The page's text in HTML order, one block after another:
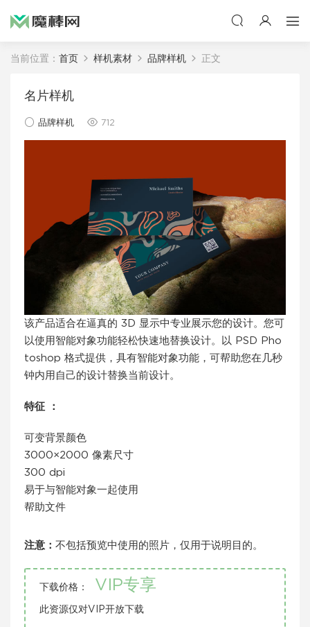
当前位置： 首页 样机素材 品牌样机 正文
名片样机
品牌样机 712
该产品适合在逼真的 3D 显示中专业展示您的设计。您可
以使用智能对象功能轻松快速地替换设计。以 PSD Pho
toshop 格式提供，具有智能对象功能，可帮助您在几秒
钟内用自己的设计替换当前设计。
特征 ：
可变背景颜色
3000×2000 像素尺寸
300 dpi
易于与智能对象一起使用
帮助文件
注意： 不包括预览中使用的照片，仅用于说明目的。
下载价格： VIP专享
此资源仅对VIP开放下载